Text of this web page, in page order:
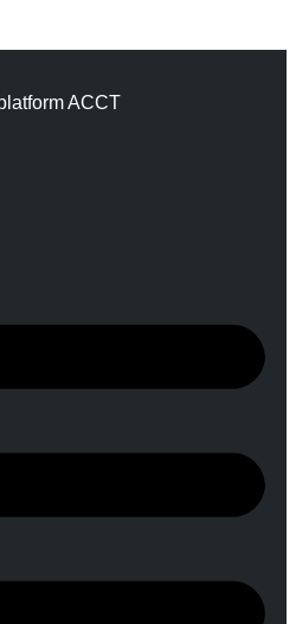
ACCT